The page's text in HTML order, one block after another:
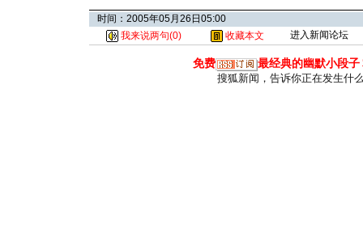
时间：2005年05月26日05:00
我来说两句(0) 收藏本文 进入新闻论坛
免费 最经典的幽默小段子
搜狐新闻，告诉你正在发生什